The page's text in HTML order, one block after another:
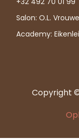
Salon: O.L.
Academy:
Copyright